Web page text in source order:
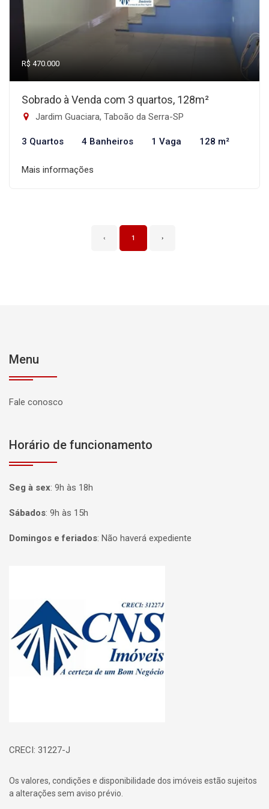
R$ 470.000
Sobrado à Venda com 3 quartos, 128m²
Jardim Guaciara, Taboão da Serra-SP
3 Quartos 4 Banheiros 1 Vaga 128 m²
Mais informações
‹ 1 ›
Menu
Fale conosco
Horário de funcionamento
Seg à sex: 9h às 18h
Sábados: 9h às 15h
Domingos e feriados: Não haverá expediente
CRECI: 31227-J
Os valores, condições e disponibilidade dos imóveis estão sujeitos
a alterações sem aviso prévio.